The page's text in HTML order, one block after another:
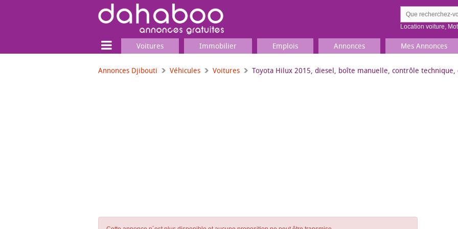
Location voiture,
Voitures Immobilier Emplois Annonces Mes Annonces
Annonces Djibouti Véhicules Voitures Toyota Hilux 2015, diesel, boîte manuelle, contrôle technique,